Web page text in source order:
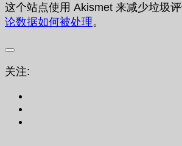
这个站点使用 Akismet 来减少垃圾评
论数据如何被处理。
关注: